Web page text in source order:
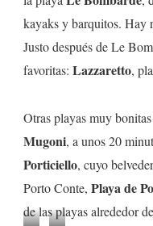
kayaks y barquitos. Hay
Justo después de Le
favoritas: Lazzaretto,
Otras playas muy
Mugoni, a unos 20
Porticiello, cuyo
Porto Conte, Playa de
de las playas alrededor